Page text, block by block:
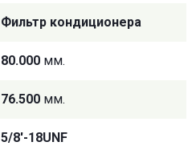
Фильтр кондиционера
80.000 мм.
76.500 мм.
5/8'-18UNF